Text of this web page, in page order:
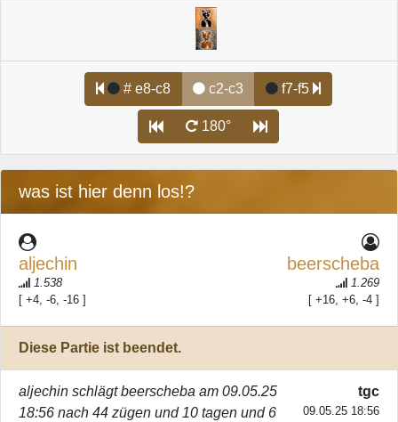
# e8-c8 c2-c3 f7-f5
180°
was ist hier denn los!?
aljechin
1.538
[ +4, -6, -16 ]
beerscheba
1.269
[ +16, +6, -4 ]
Diese Partie ist beendet.
tgc
09.05.25 18:56
aljechin schlägtbeerscheba am 09.05.25
18:56 nach 44 zügen und 10 tagen und 6